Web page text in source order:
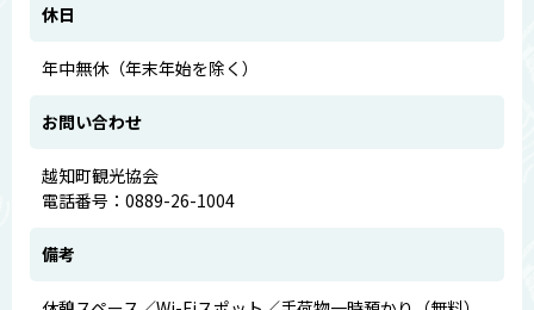
休日
年中無休（年末年始を除く）
お問い合わせ
越知町観光協会
電話番号：0889-26-1004
備考